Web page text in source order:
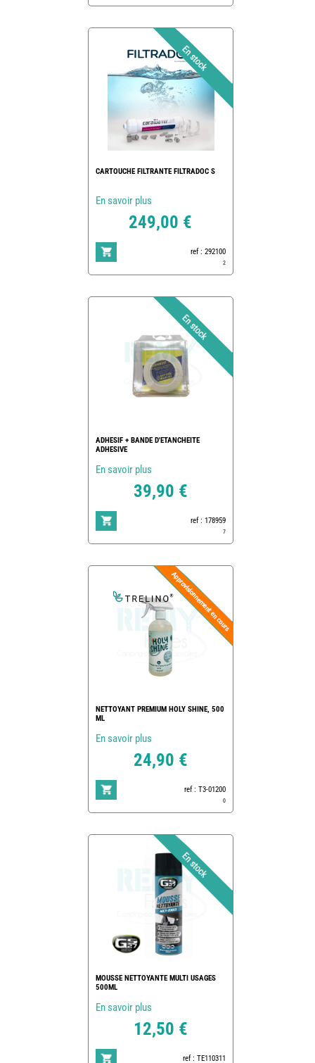
CARTOUCHE FILTRANTE FILTRADOC S
En savoir plus
249,00 €
ref : 292100
2
ADHESIF + BANDE D'ETANCHEITE
ADHESIVE
En savoir plus
39,90 €
ref : 178959
7
NETTOYANT PREMIUM HOLY SHINE, 500
ML
En savoir plus
24,90 €
ref : T3-01200
0
MOUSSE NETTOYANTE MULTI USAGES
500ML
En savoir plus
12,50 €
ref : TE110311